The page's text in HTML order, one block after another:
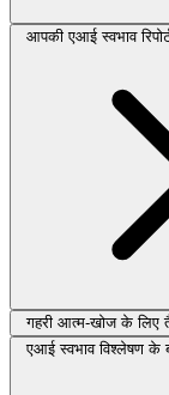
आपकी एआई स्वभाव
गहरी आत्म-खोज के लिए
एआई स्वभाव विश्लेषण के